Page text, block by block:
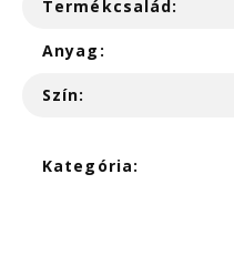
Termékcsalád:
Anyag:
Szín:
Kategória: